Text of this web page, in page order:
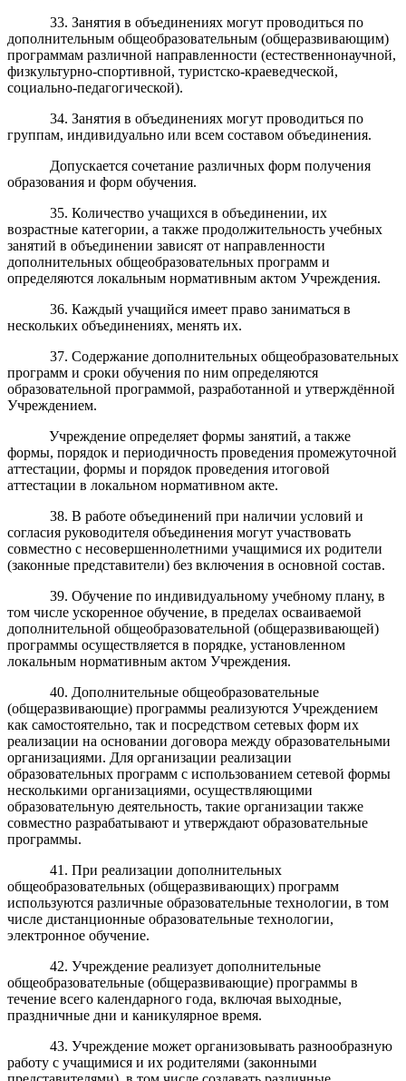
33. Занятия в объединениях могут проводиться по
дополнительным общеобразовательным (общеразвивающим)
программам различной направленности (естественнонаучной,
физкультурно-спортивной, туристско-краеведческой,
социально-педагогической).
34. Занятия в объединениях могут проводиться по
группам, индивидуально или всем составом объединения.
Допускается сочетание различных форм получения
образования и форм обучения.
35. Количество учащихся в объединении, их
возрастные категории, а также продолжительность учебных
занятий в объединении зависят от направленности
дополнительных общеобразовательных программ и
определяются локальным нормативным актом Учреждения.
36. Каждый учащийся имеет право заниматься в
нескольких объединениях, менять их.
37. Содержание дополнительных общеобразовательных
программ и сроки обучения по ним определяются
образовательной программой, разработанной и утверждённой
Учреждением.
Учреждение определяет формы занятий, а также
формы, порядок и периодичность проведения промежуточной
аттестации, формы и порядок проведения итоговой
аттестации в локальном нормативном акте.
38. В работе объединений при наличии условий и
согласия руководителя объединения могут участвовать
совместно с несовершеннолетними учащимися их родители
(законные представители) без включения в основной состав.
39. Обучение по индивидуальному учебному плану, в
том числе ускоренное обучение, в пределах осваиваемой
дополнительной общеобразовательной (общеразвивающей)
программы осуществляется в порядке, установленном
локальным нормативным актом Учреждения.
40. Дополнительные общеобразовательные
(общеразвивающие) программы реализуются Учреждением
как самостоятельно, так и посредством сетевых форм их
реализации на основании договора между образовательными
организациями. Для организации реализации
образовательных программ с использованием сетевой формы
несколькими организациями, осуществляющими
образовательную деятельность, такие организации также
совместно разрабатывают и утверждают образовательные
программы.
41. При реализации дополнительных
общеобразовательных (общеразвивающих) программ
используются различные образовательные технологии, в том
числе дистанционные образовательные технологии,
электронное обучение.
42. Учреждение реализует дополнительные
общеобразовательные (общеразвивающие) программы в
течение всего календарного года, включая выходные,
праздничные дни и каникулярное время.
43. Учреждение может организовывать разнообразную
работу с учащимися и их родителями (законными